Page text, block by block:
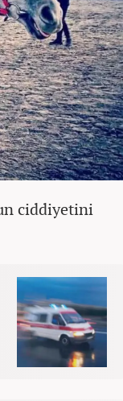
ciddiyetini